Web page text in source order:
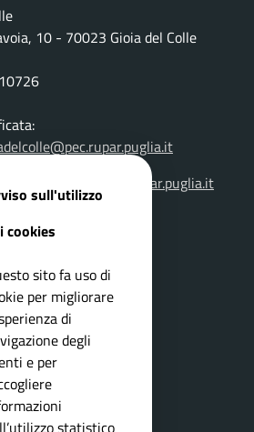
10 - 70023 Gioia del Colle
sull'utilizzo
cookies
sito fa uso di
per migliorare
di
degli
e per
statistico